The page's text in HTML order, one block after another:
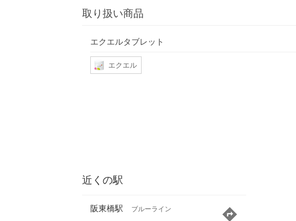
取り扱い商品
エクエルタブレット
エクエル
近くの駅
阪東橋駅 ブルーライン